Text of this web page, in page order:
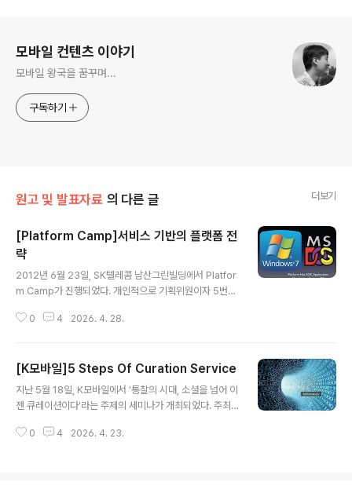
모바일 컨텐츠 이야기
모바일 왕국을 꿈꾸며...
구독하기
원고 및 발표자료 의 다른 글 더보기
[Platform Camp]서비스 기반의 플랫폼 전
략
2012년 6월 23일, SK텔레콤 남산그린빌딩에서 Platfor
m Camp가 진행되었다. 개인적으로 기획위원이자 5번째
들과 인사하는 것만으로 즐거웠던 시간이었고 재미난 이야
에 주요 핵심만 화두로 던지고 내려왔다. 아래는 발표 슬라
이드이다. ‘플랫폼’이라는 단어가 IT 전략의 핵심 키워드로
자리잡은지 오래되었지만 명확한 정의를 내리기는 여전히
르다. 하지만, 가장 성공적인 플랫폼이 무엇이냐고 묻는 질
0 4 2026. 4. 28.
[K모바일]5 Steps Of Curation Service
지난 5월 18일, K모바일에서 '통찰의 시대, 소셜을 넘어 이
젠 큐레이션이다'라는 주제의 세미나가 개최되었다. 주최
소개해달라는 요청을 받고 두번째 세션을 발표하였다. 세
0 4 2026. 4. 23.